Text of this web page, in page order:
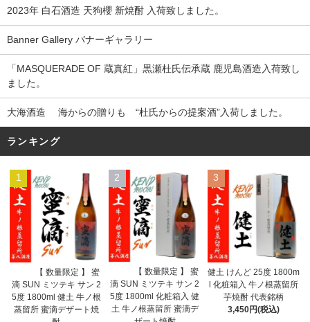
2023年 白石酒造 天狗櫻 新焼酎 入荷致しました。
Banner Gallery バナーギャラリー
「MASQUERADE OF 蔵真紅」黒瀬杜氏伝承蔵 鹿児島酒造入荷致し
ました。
大海酒造 海からの贈りも “杜氏からの提案酒”入荷しました。
ランキング
1
【 数量限定 】 蜜
滴 SUN ミツテキ サン 2
5度 1800ml 健土 牛ノ根
蒸留所 蜜滴デザート焼
2
【 数量限定 】 蜜
滴 SUN ミツテキ サン 2
5度 1800ml 化粧箱入 健
土 牛ノ根蒸留所 蜜滴デ
3
健土 けんど 25度 1800m
l 化粧箱入 牛ノ根蒸留所
芋焼酎 代表銘柄
3,450円(税込)